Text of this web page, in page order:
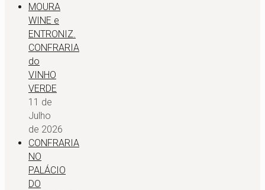
MOURA
WINE e
ENTRONIZ.
CONFRARIA
do
VINHO
VERDE
11 de
Julho
de 2026
CONFRARIA
NO
PALÁCIO
DO